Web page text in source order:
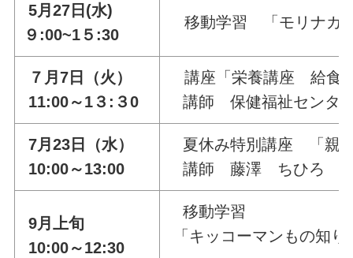
5月27日(水)
９:00~1５:30
移動学習 「モリナガ
７月7日（火）
11:00～1３:３0
講座「栄養講座 給食
講師 保健福祉センタ
7月23日（水）
10:00～13:00
夏休み特別講座 「親
講師 藤澤 ちひろ
9月上旬
10:00～12:30
移動学習
「キッコーマンもの知